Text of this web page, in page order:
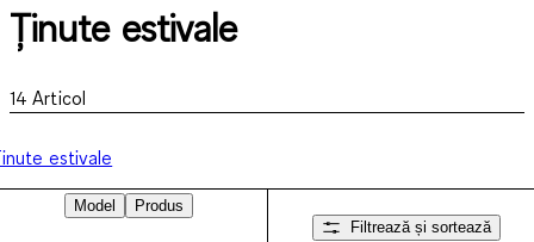
Ținute estivale
14 Articol
estivale
Model
Produs
Filtrează și sortează